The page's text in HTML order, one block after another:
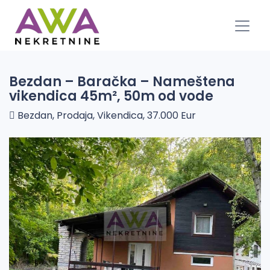
Bezdan – Baračka – Nameštena
vikendica 45m², 50m od vode
Bezdan, Prodaja, Vikendica, 37.000 Eur